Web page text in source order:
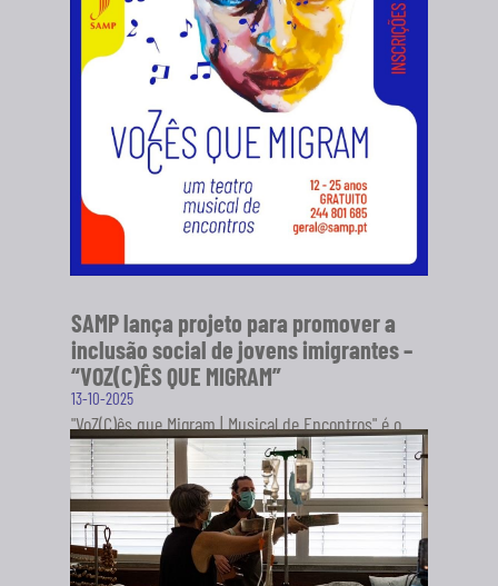
SAMP lança projeto para promover a
inclusão social de jovens imigrantes –
“VOZ(C)ÊS QUE MIGRAM”
13-10-2025
"VoZ(C)ês que Migram | Musical de Encontros" é o
novo projeto da Sociedade Artística Musical dos
Pousos (SAMP), em...
SABER MAIS